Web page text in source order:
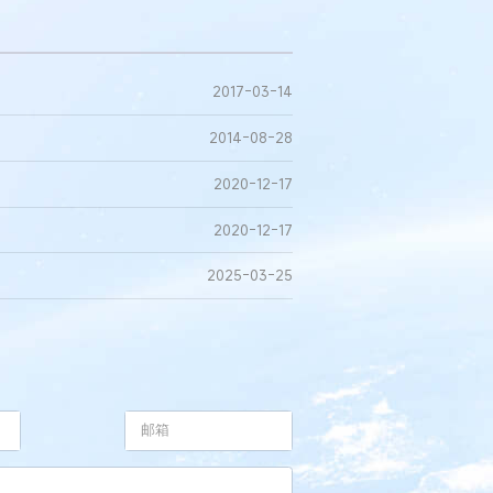
2017-03-14
2014-08-28
2020-12-17
2020-12-17
2025-03-25